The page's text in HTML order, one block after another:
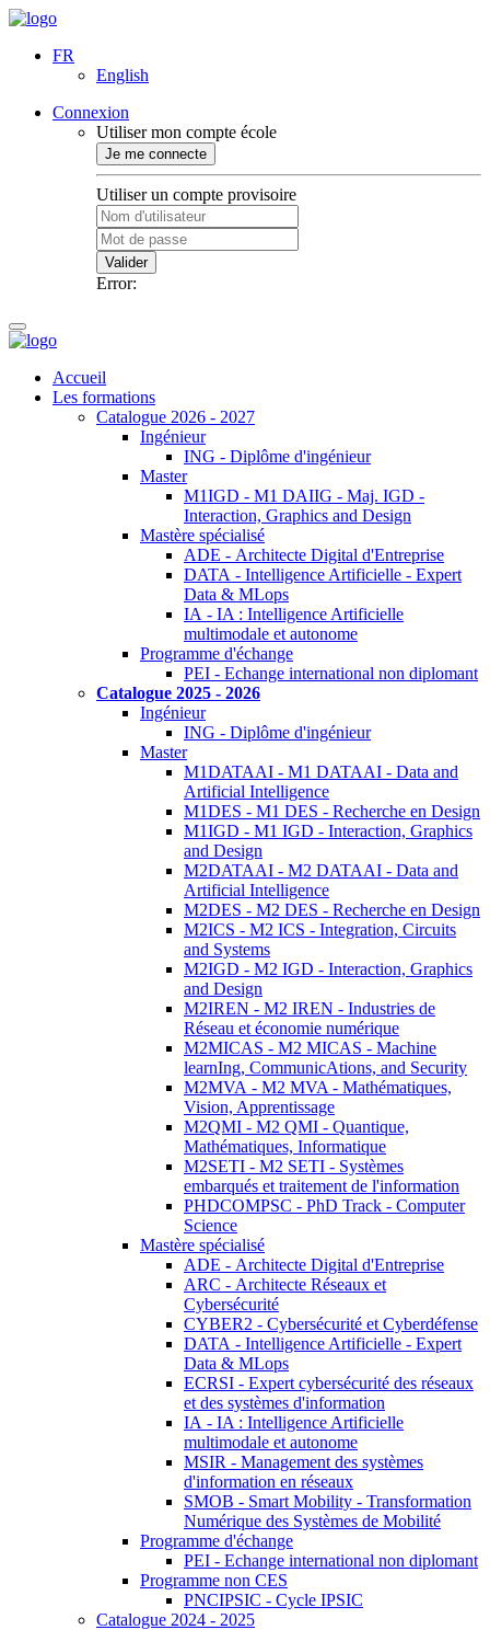
FR
English
Connexion
Utiliser mon compte école
Je me connecte
Utiliser un compte provisoire
Valider
Error:
Accueil
Les formations
Catalogue 2026 - 2027
Ingénieur
ING - Diplôme d'ingénieur
Master
M1IGD - M1 DAIIG - Maj. IGD -
Interaction, Graphics and Design
Mastère spécialisé
ADE - Architecte Digital d'Entreprise
DATA - Intelligence Artificielle - Expert
Data & MLops
IA - IA : Intelligence Artificielle
multimodale et autonome
Programme d'échange
PEI - Echange international non diplomant
Catalogue 2025 - 2026
Ingénieur
ING - Diplôme d'ingénieur
Master
M1DATAAI - M1 DATAAI - Data and
Artificial Intelligence
M1DES - M1 DES - Recherche en Design
M1IGD - M1 IGD - Interaction, Graphics
and Design
M2DATAAI - M2 DATAAI - Data and
Artificial Intelligence
M2DES - M2 DES - Recherche en Design
M2ICS - M2 ICS - Integration, Circuits
and Systems
M2IGD - M2 IGD - Interaction, Graphics
and Design
M2IREN - M2 IREN - Industries de
Réseau et économie numérique
M2MICAS - M2 MICAS - Machine
learnIng, CommunicAtions, and Security
M2MVA - M2 MVA - Mathématiques,
Vision, Apprentissage
M2QMI - M2 QMI - Quantique,
Mathématiques, Informatique
M2SETI - M2 SETI - Systèmes
embarqués et traitement de l'information
PHDCOMPSC - PhD Track - Computer
Science
Mastère spécialisé
ADE - Architecte Digital d'Entreprise
ARC - Architecte Réseaux et
Cybersécurité
CYBER2 - Cybersécurité et Cyberdéfense
DATA - Intelligence Artificielle - Expert
Data & MLops
ECRSI - Expert cybersécurité des réseaux
et des systèmes d'information
IA - IA : Intelligence Artificielle
multimodale et autonome
MSIR - Management des systèmes
d'information en réseaux
SMOB - Smart Mobility - Transformation
Numérique des Systèmes de Mobilité
Programme d'échange
PEI - Echange international non diplomant
Programme non CES
PNCIPSIC - Cycle IPSIC
Catalogue 2024 - 2025